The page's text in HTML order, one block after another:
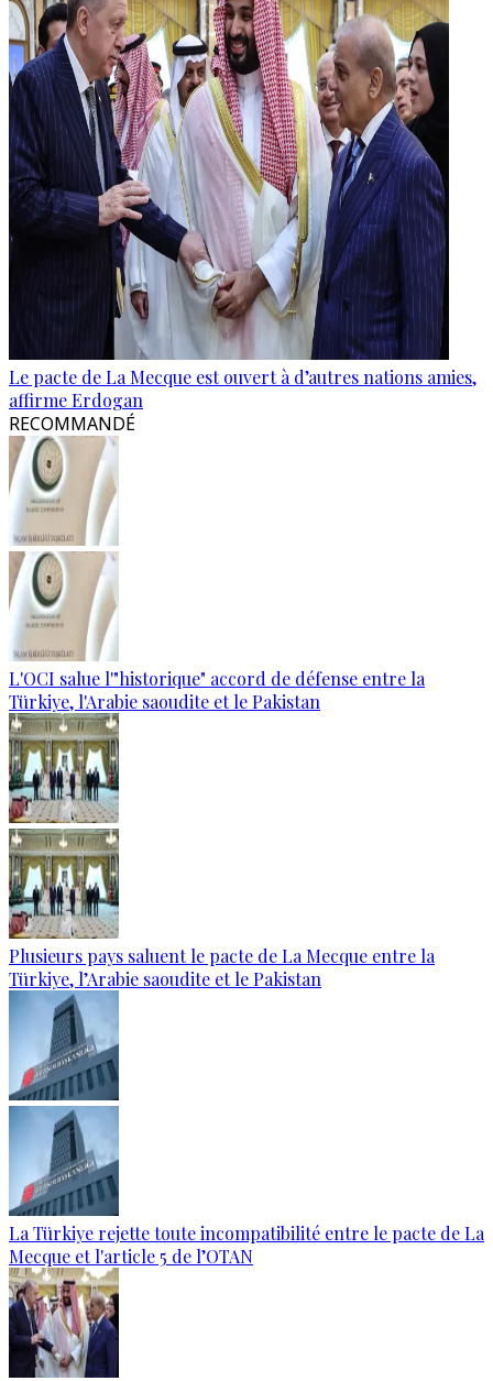
Le pacte de La Mecque est ouvert à d’autres nations amies,
affirme Erdogan
RECOMMANDÉ
L'OCI salue l'"historique" accord de défense entre la
Türkiye, l'Arabie saoudite et le Pakistan
Plusieurs pays saluent le pacte de La Mecque entre la
Türkiye, l’Arabie saoudite et le Pakistan
La Türkiye rejette toute incompatibilité entre le pacte de La
Mecque et l'article 5 de l’OTAN